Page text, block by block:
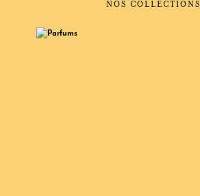
NOS COLLECTIONS